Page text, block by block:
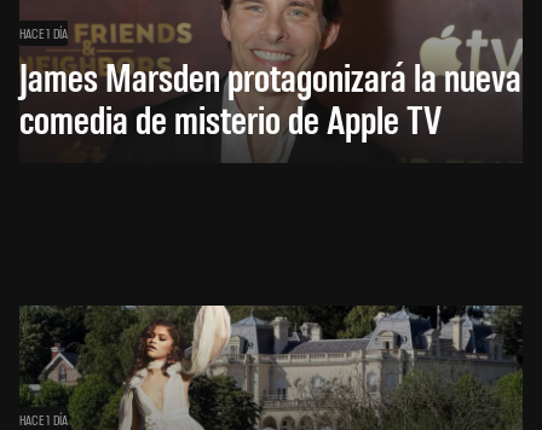
HACE 1 DÍA
James Marsden protagonizará la nueva
comedia de misterio de Apple TV
HACE 1 DÍA